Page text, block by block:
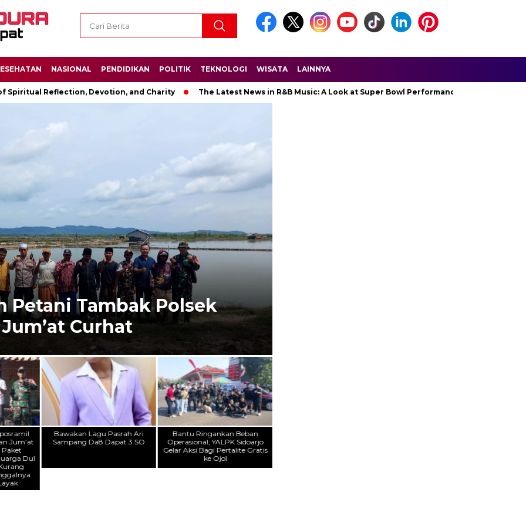
NASIONAL PENDIDIKAN POLITIK TEKNOLOGI WISATA LAINNYA
Devotion, and Charity The Latest News in R&B Music: A Look at Super Bowl Performances, New Albums, Rising
Petani Tambak Polsek
Curhat
Jum’at
Dul
Bawakan Lagu Pasrah Ari
Sampang Da8 Dapat 3 SO
Bantu Ringankan Beban
Operasional, YALPK Sidoarjo
Gelar Aksi Bagi Pertalite Gratis
ke Ojol